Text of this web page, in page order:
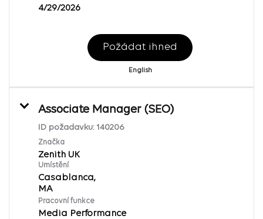
4/29/2026
Požádat ihned
English
Associate Manager (SEO)
ID požadavku: 140206
Značka
Zenith UK
Umístění
Casablanca,
Pracovní funkce
Media Performance